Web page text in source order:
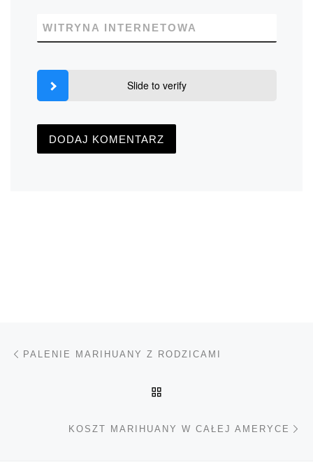
WITRYNA INTERNETOWA
Slide to verify
Nawigacja wpisu
PALENIE MARIHUANY Z RODZICAMI
KOSZT MARIHUANY W CAŁEJ AMERYCE